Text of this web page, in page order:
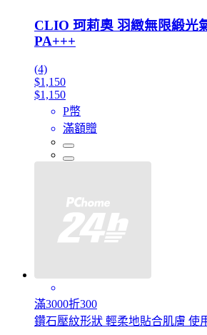
CLIO 珂莉奧 羽緻無限緞光
PA+++
(4)
$1,150
$1,150
P幣
滿額贈
滿3000折300
鑽石壓紋形狀 輕柔地貼合肌膚 使